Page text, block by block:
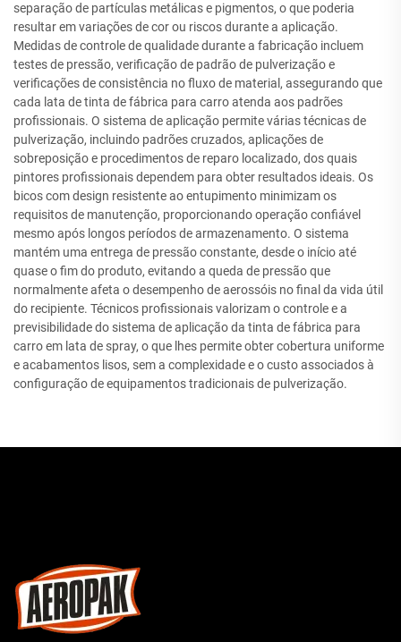
separação de partículas metálicas e pigmentos, o que poderia
resultar em variações de cor ou riscos durante a aplicação.
Medidas de controle de qualidade durante a fabricação incluem
testes de pressão, verificação de padrão de pulverização e
verificações de consistência no fluxo de material, assegurando que
cada lata de tinta de fábrica para carro atenda aos padrões
profissionais. O sistema de aplicação permite várias técnicas de
pulverização, incluindo padrões cruzados, aplicações de
sobreposição e procedimentos de reparo localizado, dos quais
pintores profissionais dependem para obter resultados ideais. Os
bicos com design resistente ao entupimento minimizam os
requisitos de manutenção, proporcionando operação confiável
mesmo após longos períodos de armazenamento. O sistema
mantém uma entrega de pressão constante, desde o início até
quase o fim do produto, evitando a queda de pressão que
normalmente afeta o desempenho de aerossóis no final da vida útil
do recipiente. Técnicos profissionais valorizam o controle e a
previsibilidade do sistema de aplicação da tinta de fábrica para
carro em lata de spray, o que lhes permite obter cobertura uniforme
e acabamentos lisos, sem a complexidade e o custo associados à
configuração de equipamentos tradicionais de pulverização.